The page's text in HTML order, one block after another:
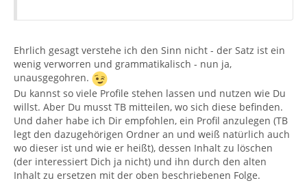
Ehrlich gesagt verstehe ich den Sinn nicht - der Satz ist ein
wenig verworren und grammatikalisch - nun ja,
unausgegohren.
Du kannst so viele Profile stehen lassen und nutzen wie Du
willst. Aber Du musst TB mitteilen, wo sich diese befinden.
Und daher habe ich Dir empfohlen, ein Profil anzulegen (TB
legt den dazugehörigen Ordner an und weiß natürlich auch
wo dieser ist und wie er heißt), dessen Inhalt zu löschen
(der interessiert Dich ja nicht) und ihn durch den alten
Inhalt zu ersetzen mit der oben beschriebenen Folge.